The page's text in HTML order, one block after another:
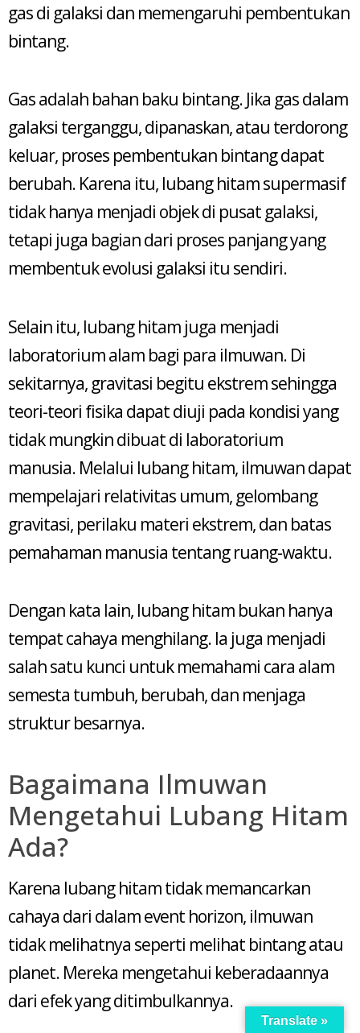
gas di galaksi dan memengaruhi pembentukan
bintang.
Gas adalah bahan baku bintang. Jika gas dalam
galaksi terganggu, dipanaskan, atau terdorong
keluar, proses pembentukan bintang dapat
berubah. Karena itu, lubang hitam supermasif
tidak hanya menjadi objek di pusat galaksi,
tetapi juga bagian dari proses panjang yang
membentuk evolusi galaksi itu sendiri.
Selain itu, lubang hitam juga menjadi
laboratorium alam bagi para ilmuwan. Di
sekitarnya, gravitasi begitu ekstrem sehingga
teori-teori fisika dapat diuji pada kondisi yang
tidak mungkin dibuat di laboratorium
manusia. Melalui lubang hitam, ilmuwan dapat
mempelajari relativitas umum, gelombang
gravitasi, perilaku materi ekstrem, dan batas
pemahaman manusia tentang ruang-waktu.
Dengan kata lain, lubang hitam bukan hanya
tempat cahaya menghilang. Ia juga menjadi
salah satu kunci untuk memahami cara alam
semesta tumbuh, berubah, dan menjaga
struktur besarnya.
Bagaimana Ilmuwan
Mengetahui Lubang Hitam
Ada?
Karena lubang hitam tidak memancarkan
cahaya dari dalam event horizon, ilmuwan
tidak melihatnya seperti melihat bintang atau
planet. Mereka mengetahui keberadaannya
dari efek yang ditimbulkannya.
Translate »